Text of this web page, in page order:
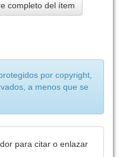
completo del ítem
por copyright,
a menos que se
para citar o enlazar